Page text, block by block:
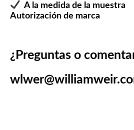
A la medida de la
Autorización de marca
¿Preguntas o